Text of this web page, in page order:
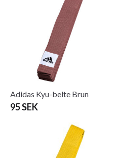
Adidas Kyu-belte Brun
95 SEK